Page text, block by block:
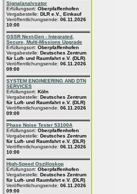
Signalanalysator
Erfüllungsort: Oberpfaffenhofen
Vergabestelle: DLR e.V., Einkauf
Veröffentlichungsende: 06.11.2026
10:00
GSSR Next-Gen - Integrated,
Secure, Multi-Missions Upgrade
Erfüllungsort: Oberpfaffenhofen
Vergabestelle: Deutsches Zentrum
für Luft- und Raumfahrt e.V. (DLR)
Veröffentlichungsende: 06.11.2026
09:00
SYSTEM ENGINEERING AND DTN
SERVICES
Erfüllungsort: Köln
Vergabestelle: Deutsches Zentrum
für Luft- und Raumfahrt e.V. (DLR)
Veröffentlichungsende: 06.11.2026
09:00
Phase Noise Tester 53100A
Erfüllungsort: Oberpfaffenhofen
Vergabestelle: Deutsches Zentrum
für Luft- und Raumfahrt e.V. (DLR)
Veröffentlichungsende: 06.11.2026
10:00
High-Speed Oszilloskop
Erfüllungsort: Oberpfaffenhofen
Vergabestelle: Deutsches Zentrum
für Luft- und Raumfahrt e.V. (DLR)
Veröffentlichungsende: 06.11.2026
09:00